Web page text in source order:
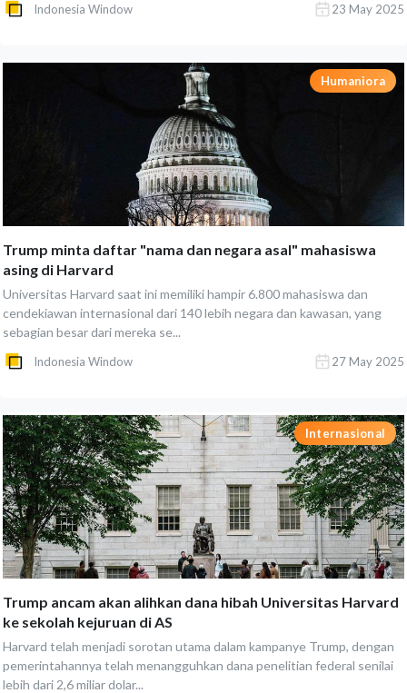
Indonesia Window 23 May 2025
Humaniora
Trump minta daftar "nama dan negara asal" mahasiswa
asing di Harvard
Universitas Harvard saat ini memiliki hampir 6.800 mahasiswa dan
cendekiawan internasional dari 140 lebih negara dan kawasan, yang
sebagian besar dari mereka se...
Indonesia Window 27 May 2025
Internasional
Trump ancam akan alihkan dana hibah Universitas Harvard
ke sekolah kejuruan di AS
Harvard telah menjadi sorotan utama dalam kampanye Trump, dengan
pemerintahannya telah menangguhkan dana penelitian federal senilai
lebih dari 2,6 miliar dolar...